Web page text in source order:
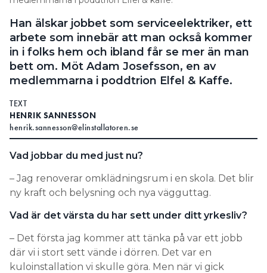
Han älskar jobbet som serviceelektriker, ett
arbete som innebär att man också kommer
in i folks hem och ibland får se mer än man
bett om. Möt Adam Josefsson, en av
medlemmarna i poddtrion Elfel & Kaffe.
TEXT
HENRIK SANNESSON
henrik.sannesson@elinstallatoren.se
Vad jobbar du med just nu?
– Jag renoverar omklädningsrum i en skola. Det blir
ny kraft och belysning och nya vägguttag.
Vad är det värsta du har sett under ditt yrkesliv?
– Det första jag kommer att tänka på var ett jobb
där vi i stort sett vände i dörren. Det var en
kuloinstallation vi skulle göra. Men när vi gick